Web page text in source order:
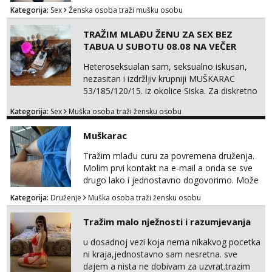
Kategorija: Sex Ženska osoba traži mušku osobu
TRAŽIM MLAĐU ŽENU ZA SEX BEZ
TABUA U SUBOTU 08.08 NA VEČER
Heteroseksualan sam, seksualno iskusan,
nezasitan i izdržljiv krupniji MUŠKARAC
53/185/120/15. iz okolice Siska. Za diskretno
VEČER u ZAGREBU tražim MLAĐU ŽENU bez
udaljenost konkretno zainteresiranu za SEKS
bez TABUA i KONDOMA upotpunjen SEKS
IGRAČKAMA od vibratora i umjetnih dilda do
analnih čepova raznih vel...
Kategorija: Sex Muška osoba traži žensku osobu
Muškarac
Tražim mlađu curu za povremena druženja.
Molim prvi kontakt na e-mail a onda se sve
drugo lako i jednostavno dogovorimo. Može
sve u krugu od 100 km oko Zagreba
Kategorija: Druženje Muška osoba traži žensku osobu
Tražim malo nježnosti i razumjevanja
u dosadnoj vezi koja nema nikakvog pocetka
ni kraja,jednostavno sam nesretna. sve
dajem a nista ne dobivam za uzvrat.trazim